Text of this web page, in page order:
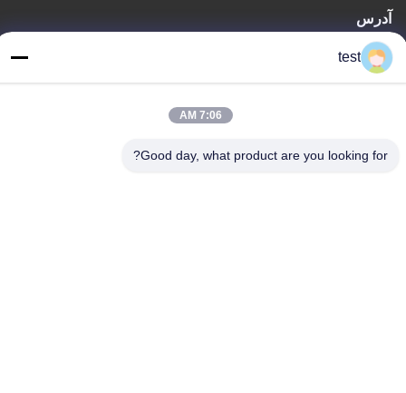
آدرس
test
7:06 AM
Good day, what product are you looking for?